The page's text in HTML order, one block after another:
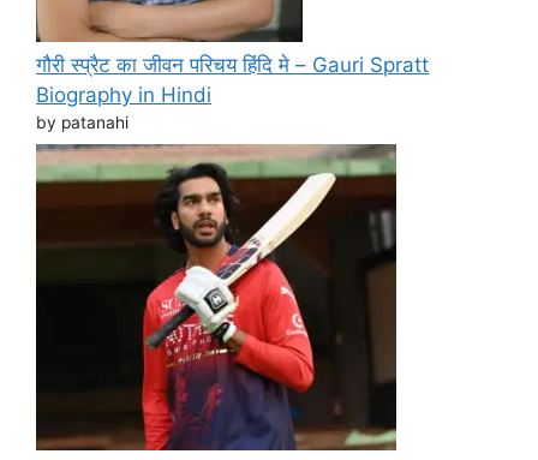
गौरी स्प्रैट का जीवन परिचय हिंदि मे – Gauri Spratt
Biography in Hindi
by patanahi